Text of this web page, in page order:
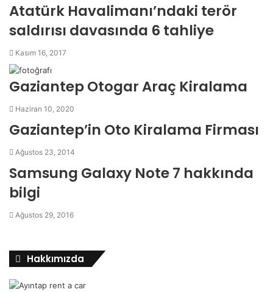
Atatürk Havalimanı’ndaki terör
saldırısı davasında 6 tahliye
Kasım 16, 2017
Gaziantep Otogar Araç Kiralama
Haziran 10, 2020
Gaziantep’in Oto Kiralama Firması
Ağustos 23, 2014
Samsung Galaxy Note 7 hakkında
bilgi
Ağustos 29, 2016
Hakkımızda